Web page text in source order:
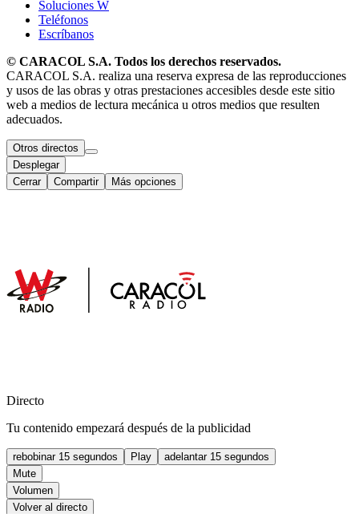
Soluciones W
Teléfonos
Escríbanos
© CARACOL S.A. Todos los derechos reservados.
CARACOL S.A. realiza una reserva expresa de las reproducciones
y usos de las obras y otras prestaciones accesibles desde este sitio
web a medios de lectura mecánica u otros medios que resulten
adecuados.
Otros directos
Desplegar
Cerrar
Compartir Más opciones
Directo
Tu contenido empezará después de la publicidad
rebobinar 15 segundos Play
adelantar 15 segundos
Mute
Volumen
Volver al directo